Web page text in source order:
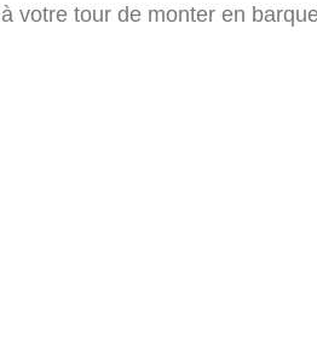
votre tour de monter en